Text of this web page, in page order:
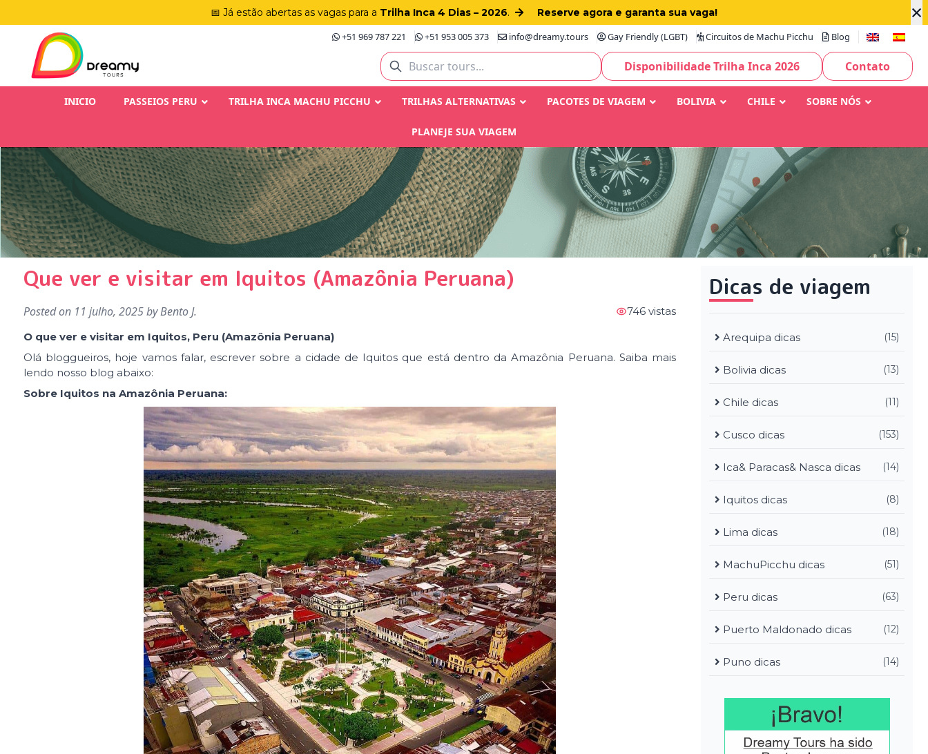
×
📅 Já estão abertas as vagas para a Trilha Inca 4 Dias – 2026.
Reserve agora e garanta sua vaga!
+51 969 787 221
+51 953 005 373 info@dreamy.tours Gay Friendly (LGBT) Circuitos de Machu Picchu Blog
Disponibilidade Trilha Inca 2026 Contato
INICIO PASSEIOS PERU TRILHA INCA MACHU PICCHU TRILHAS ALTERNATIVAS PACOTES DE VIAGEM BOLIVIA CHILE SOBRE NÓS
PLANEJE SUA VIAGEM
Que ver e visitar em Iquitos (Amazônia Peruana)
Posted on 11 julho, 2025byBento J.
746 vistas
O que ver e visitar em Iquitos, Peru (Amazônia Peruana)
Olá bloggueiros, hoje vamos falar, escrever sobre a cidade de Iquitos que está dentro da Amazônia Peruana. Saiba mais
lendo nosso blog abaixo:
Sobre Iquitos na Amazônia Peruana:
Dicas de viagem
Arequipa dicas (15)
Bolivia dicas (13)
Chile dicas (11)
Cusco dicas (153)
Ica& Paracas& Nasca dicas (14)
Iquitos dicas (8)
Lima dicas (18)
MachuPicchu dicas (51)
Peru dicas (63)
Puerto Maldonado dicas (12)
Puno dicas (14)